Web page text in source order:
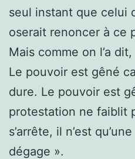
seul instant que celui
oserait renoncer à ce
Mais comme on l’a
Le pouvoir est gêné
dure. Le pouvoir est
protestation ne faiblit
s’arrête, il n’est
dégage ».